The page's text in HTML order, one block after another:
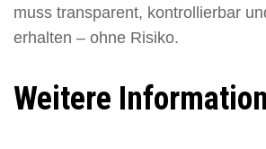
muss transparent, kontrollierbar
erhalten – ohne Risiko.
Weitere